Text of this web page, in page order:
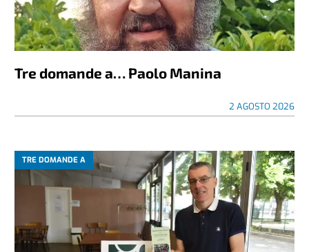
Tre domande a… Paolo Manina
2 AGOSTO 2026
TRE DOMANDE A